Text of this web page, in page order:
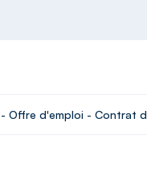
- Offre d'emploi - Contrat